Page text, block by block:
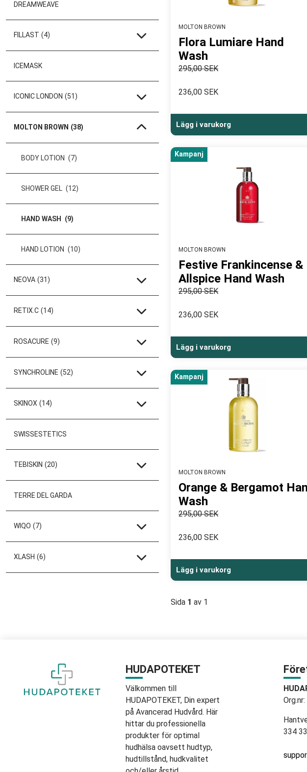
DREAMWEAVE
FILLAST (4)
ICEMASK
ICONIC LONDON (51)
MOLTON BROWN (38)
BODY LOTION (7)
SHOWER GEL (12)
HAND WASH (9)
HAND LOTION (10)
NEOVA (31)
RETIX.C (14)
ROSACURE (9)
SYNCHROLINE (52)
SKINOX (14)
SWISSESTETICS
TEBISKIN (20)
TERRE DEL GARDA
WIQO (7)
XLASH (6)
MOLTON BROWN
Flora Lumiare Hand
Wash
295,00 SEK
236,00 SEK
Lägg i varukorg
Kampanj
MOLTON BROWN
Festive Frankincense &
Allspice Hand Wash
295,00 SEK
236,00 SEK
Lägg i varukorg
Kampanj
MOLTON BROWN
Orange & Bergamot
Wash
295,00 SEK
236,00 SEK
Lägg i varukorg
Sida 1 av 1
HUDAPOTEKET
Välkommen till
HUDAPOTEKET, Din expert
på Avancerad Hudvård. Här
hittar du professionella
produkter för optimal
hudhälsa oavsett hudtyp,
hudtillstånd, hudkvalitet
334